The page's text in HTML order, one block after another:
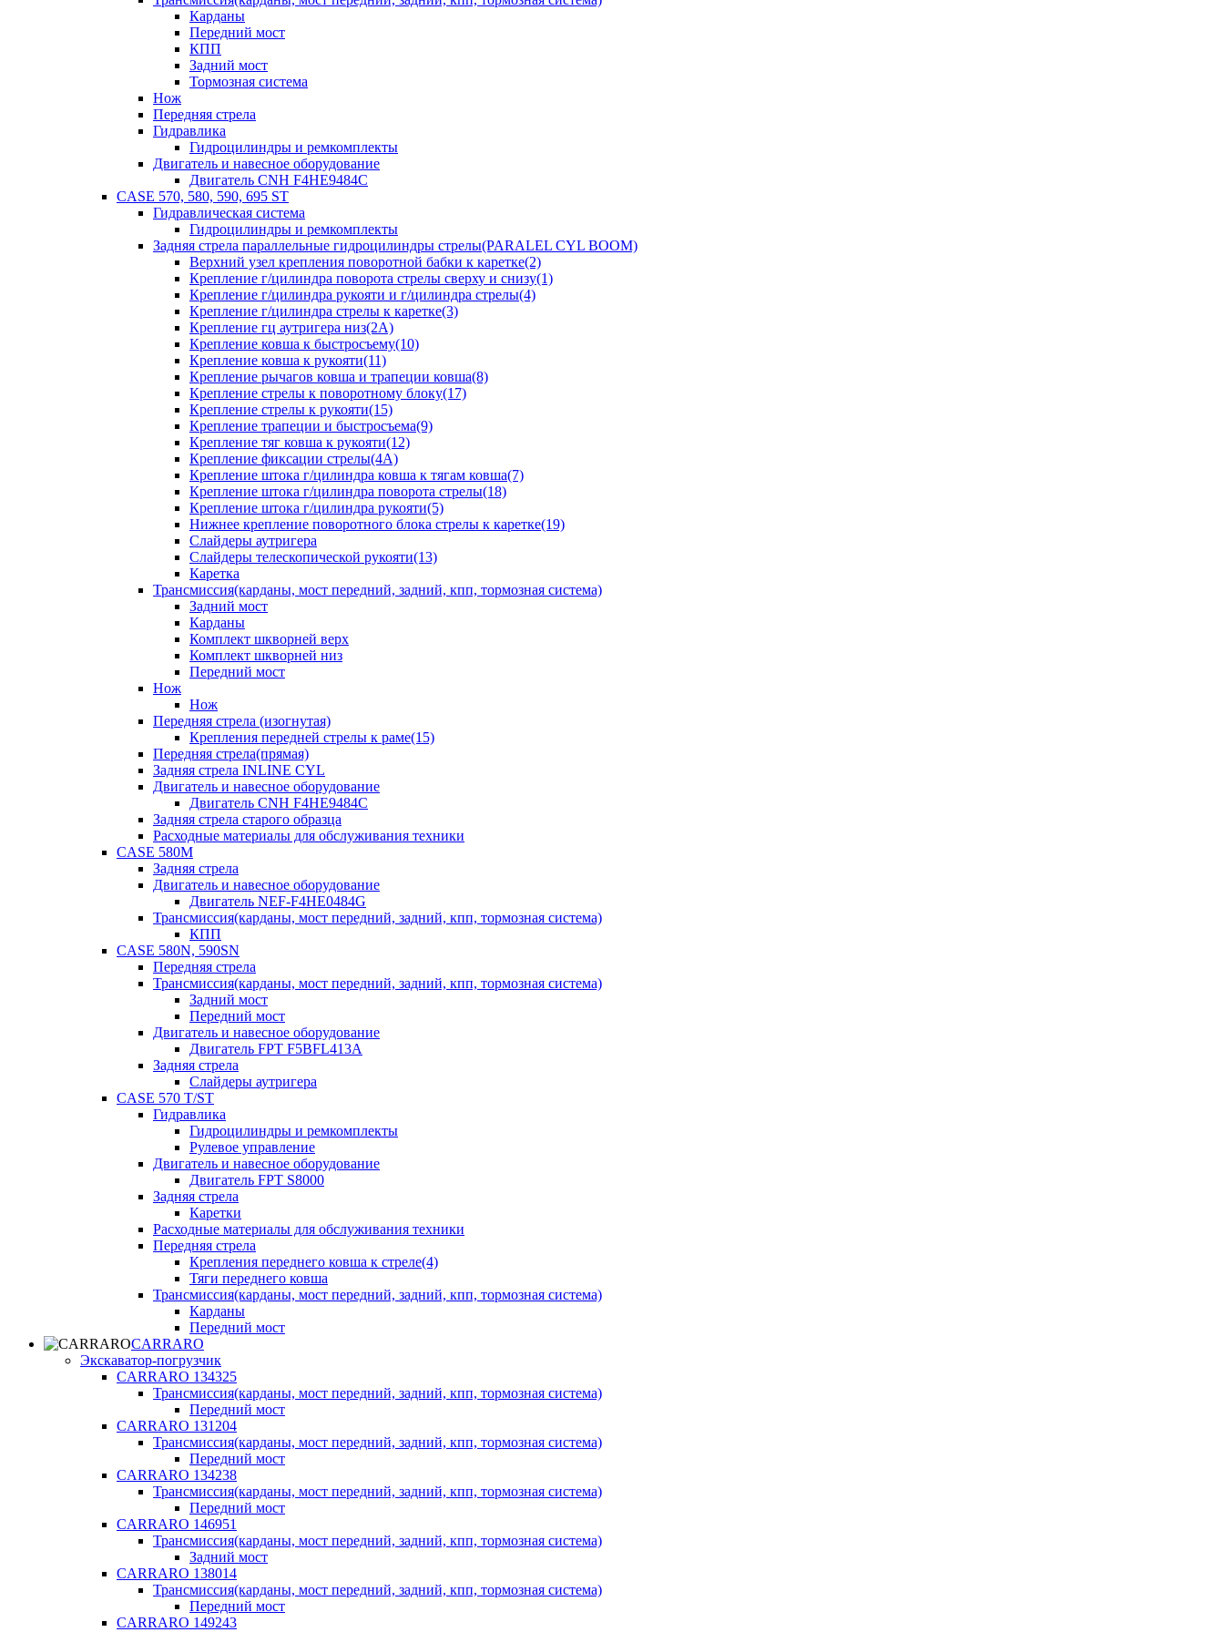
Карданы
Передний мост
КПП
Задний мост
Тормозная система
Нож
Передняя стрела
Гидравлика
Гидроцилиндры и ремкомплекты
Двигатель и навесное оборудование
Двигатель CNH F4HE9484C
CASE 570, 580, 590, 695 ST
Гидравлическая система
Гидроцилиндры и ремкомплекты
Задняя стрела параллельные гидроцилиндры стрелы(PARALEL CYL BOOM)
Верхний узел крепления поворотной бабки к каретке(2)
Крепление г/цилиндра поворота стрелы сверху и снизу(1)
Крепление г/цилиндра рукояти и г/цилиндра стрелы(4)
Крепление г/цилиндра стрелы к каретке(3)
Крепление гц аутригера низ(2А)
Крепление ковша к быстросъему(10)
Крепление ковша к рукояти(11)
Крепление рычагов ковша и трапеции ковша(8)
Крепление стрелы к поворотному блоку(17)
Крепление стрелы к рукояти(15)
Крепление трапеции и быстросъема(9)
Крепление тяг ковша к рукояти(12)
Крепление фиксации стрелы(4A)
Крепление штока г/цилиндра ковша к тягам ковша(7)
Крепление штока г/цилиндра поворота стрелы(18)
Крепление штока г/цилиндра рукояти(5)
Нижнее крепление поворотного блока стрелы к каретке(19)
Слайдеры аутригера
Слайдеры телескопической рукояти(13)
Каретка
Трансмиссия(карданы, мост передний, задний, кпп, тормозная система)
Задний мост
Карданы
Комплект шкворней верх
Комплект шкворней низ
Передний мост
Нож
Нож
Передняя стрела (изогнутая)
Крепления передней стрелы к раме(15)
Передняя стрела(прямая)
Задняя стрела INLINE CYL
Двигатель и навесное оборудование
Двигатель CNH F4HE9484C
Задняя стрела старого образца
Расходные материалы для обслуживания техники
CASE 580M
Задняя стрела
Двигатель и навесное оборудование
Двигатель NEF-F4HE0484G
Трансмиссия(карданы, мост передний, задний, кпп, тормозная система)
КПП
CASE 580N, 590SN
Передняя стрела
Трансмиссия(карданы, мост передний, задний, кпп, тормозная система)
Задний мост
Передний мост
Двигатель и навесное оборудование
Двигатель FPT F5BFL413A
Задняя стрела
Слайдеры аутригера
CASE 570 T/ST
Гидравлика
Гидроцилиндры и ремкомплекты
Рулевое управление
Двигатель и навесное оборудование
Двигатель FPT S8000
Задняя стрела
Каретки
Расходные материалы для обслуживания техники
Передняя стрела
Крепления переднего ковша к стреле(4)
Тяги переднего ковша
Трансмиссия(карданы, мост передний, задний, кпп, тормозная система)
Карданы
Передний мост
CARRARO
Экскаватор-погрузчик
CARRARO 134325
Трансмиссия(карданы, мост передний, задний, кпп, тормозная система)
Передний мост
CARRARO 131204
Трансмиссия(карданы, мост передний, задний, кпп, тормозная система)
Передний мост
CARRARO 134238
Трансмиссия(карданы, мост передний, задний, кпп, тормозная система)
Передний мост
CARRARO 146951
Трансмиссия(карданы, мост передний, задний, кпп, тормозная система)
Задний мост
CARRARO 138014
Трансмиссия(карданы, мост передний, задний, кпп, тормозная система)
Передний мост
CARRARO 149243